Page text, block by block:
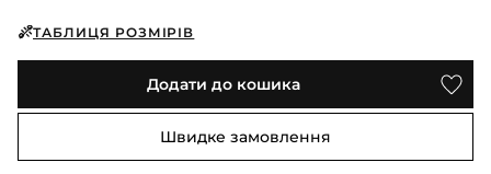
ТАБЛИЦЯ РОЗМІРІВ
Додати до кошика
Швидке замовлення
КОСТЮМИ
КУРТКИ
ПЕЛЮШКА-КОКОН
З ШАПОЧКОЮ
ЛОНГСЛІВИ
БЛУЗИ
СЛІДИ